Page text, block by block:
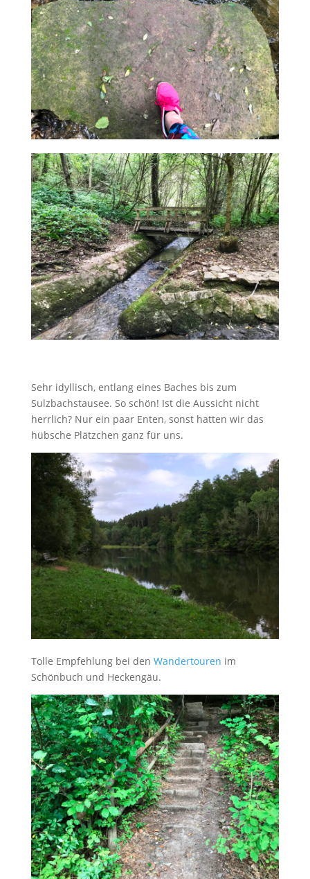
Sehr idyllisch, entlang eines Baches bis zum
Sulzbachstausee. So schön! Ist die Aussicht nicht
herrlich? Nur ein paar Enten, sonst hatten wir das
hübsche Plätzchen ganz für uns.
Tolle Empfehlung bei den Wandertouren im
Schönbuch und Heckengäu.